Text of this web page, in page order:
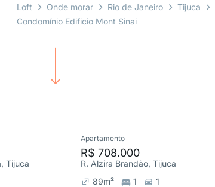
Loft Onde morar Rio de Janeiro Tijuca
Condomínio Edificio Mont Sinai
Tijuca
Apartamento
R$ 708.000
R. Alzira Brandão, Tijuca
89m² 1 1